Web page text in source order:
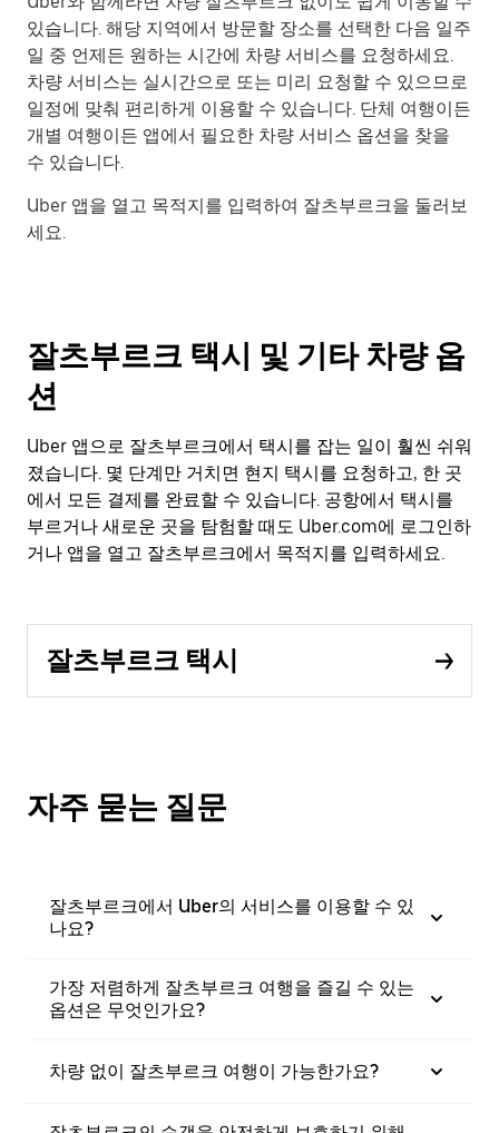
있습니다. 해당 지역에서 방문할 장소를 선택한 다음 일주
일 중 언제든 원하는 시간에 차량 서비스를 요청하세요.
차량 서비스는 실시간으로 또는 미리 요청할 수 있으므로
일정에 맞춰 편리하게 이용할 수 있습니다. 단체 여행이든
개별 여행이든 앱에서 필요한 차량 서비스 옵션을 찾을
수 있습니다.
Uber 앱을 열고 목적지를 입력하여 잘츠부르크을 둘러보
세요.
잘츠부르크 택시 및 기타 차량 옵
션
Uber 앱으로 잘츠부르크에서 택시를 잡는 일이 훨씬 쉬워
졌습니다. 몇 단계만 거치면 현지 택시를 요청하고, 한 곳
에서 모든 결제를 완료할 수 있습니다. 공항에서 택시를
부르거나 새로운 곳을 탐험할 때도 Uber.com에 로그인하
거나 앱을 열고 잘츠부르크에서 목적지를 입력하세요.
잘츠부르크 택시
자주 묻는 질문
잘츠부르크에서 Uber의 서비스를 이용할 수 있
나요?
가장 저렴하게 잘츠부르크 여행을 즐길 수 있는
옵션은 무엇인가요?
차량 없이 잘츠부르크 여행이 가능한가요?